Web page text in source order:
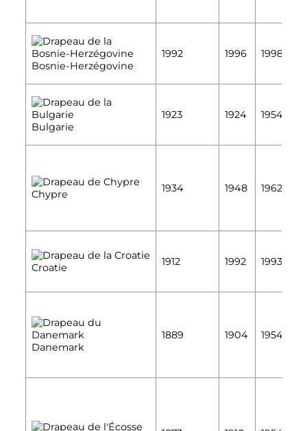
Bosnie-Herzégovine
1992 1996 1998
Bulgarie
1923 1924 1954
Chypre 1934 1948 1962
Croatie 1912 1992 1993
Danemark
1889 1904 1954